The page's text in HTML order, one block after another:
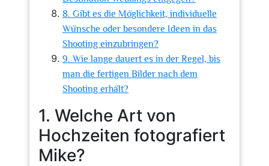
8. Gibt es die Möglichkeit, individuelle
Wünsche oder besondere Ideen in das
Shooting einzubringen?
9. Wie lange dauert es in der Regel, bis
man die fertigen Bilder nach dem
Shooting erhält?
1. Welche Art von
Hochzeiten fotografiert
Mike?